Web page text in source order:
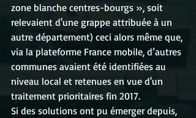
zone blanche centres-bourgs », soit
relevaient d'une grappe attribuée à un
autre département) ceci alors même que,
via la plateforme France mobile, d’autres
communes avaient été identifiées au
niveau local et retenues en vue d'un
traitement prioritaires fin 2017.
Si des solutions ont pu émerger depuis,